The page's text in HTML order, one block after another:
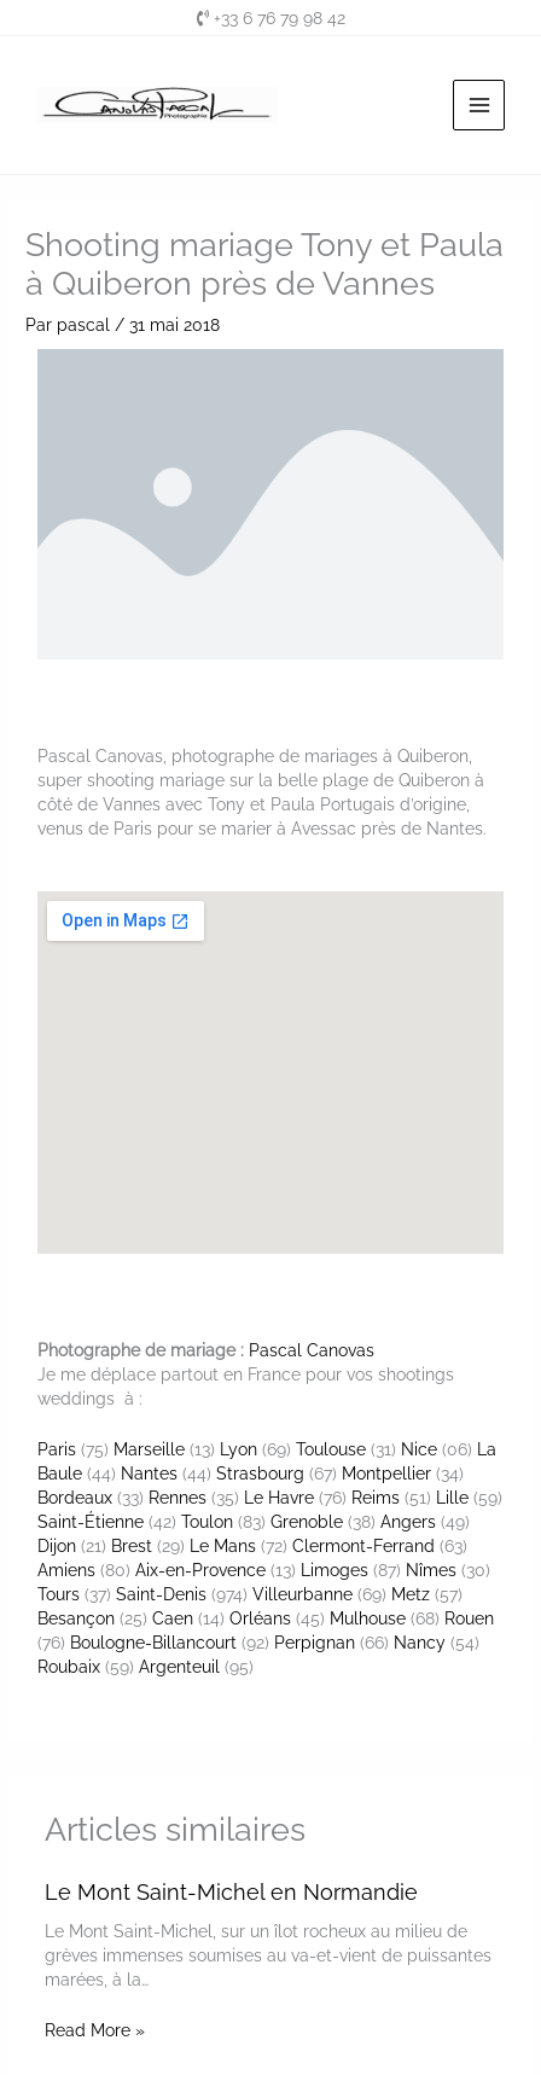
+33 6 76 79 98 42
Shooting mariage Tony et Paula
à Quiberon près de Vannes
Par pascal /31 mai 2018
Pascal Canovas, photographe de mariages à Quiberon,
super shooting mariage sur la belle plage de Quiberon à
côté de Vannes avec Tony et Paula Portugais d’origine,
venus de Paris pour se marier à Avessac près de Nantes.
Photographe de mariage : Pascal Canovas
Je me déplace partout en France pour vos shootings
weddings à :
Paris (75) Marseille (13) Lyon (69)Toulouse (31) Nice (06)
La
Baule (44) Nantes (44)Strasbourg (67) Montpellier (34)
Bordeaux (33) Rennes (35) Le Havre (76) Reims (51) Lille (59)
Saint-Étienne (42)Toulon (83)Grenoble (38)Angers (49)
Dijon (21) Brest (29) Le Mans (72)Clermont-Ferrand (63)
Amiens (80)Aix-en-Provence (13) Limoges (87) Nîmes (30)
Tours (37)Saint-Denis (974)Villeurbanne (69) Metz (57)
Besançon (25)Caen (14)Orléans (45) Mulhouse (68) Rouen
(76) Boulogne-Billancourt (92) Perpignan (66) Nancy (54)
Roubaix (59)Argenteuil (95)
Articles similaires
Le Mont Saint-Michel en Normandie
Le Mont Saint-Michel, sur un îlot rocheux au milieu de
grèves immenses soumises au va-et-vient de puissantes
marées, à la…
Read More »